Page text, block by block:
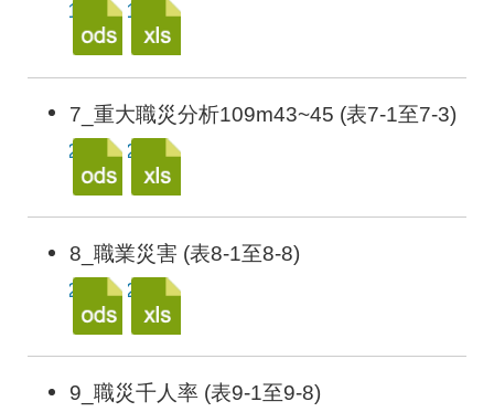
7_重大職災分析109m43~45 (表7-1至7-3)
8_職業災害 (表8-1至8-8)
9_職災千人率 (表9-1至9-8)